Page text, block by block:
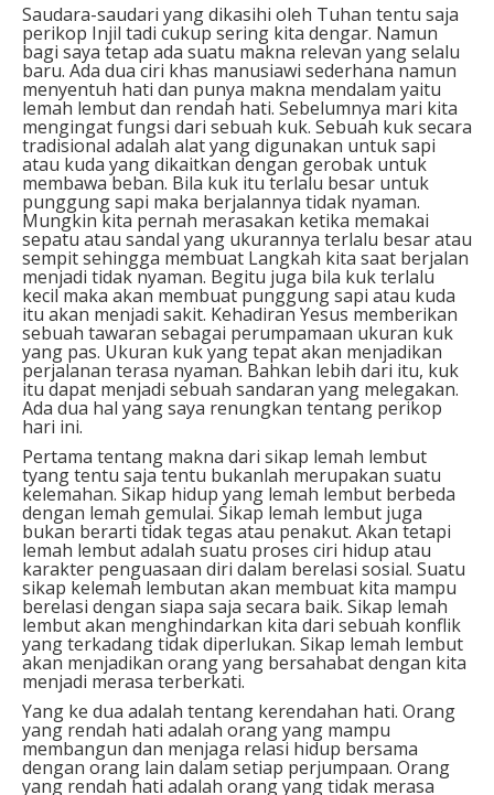
Saudara-saudari yang dikasihi oleh Tuhan tentu saja
perikop Injil tadi cukup sering kita dengar. Namun
bagi saya tetap ada suatu makna relevan yang selalu
baru. Ada dua ciri khas manusiawi sederhana namun
menyentuh hati dan punya makna mendalam yaitu
lemah lembut dan rendah hati. Sebelumnya mari kita
mengingat fungsi dari sebuah kuk. Sebuah kuk secara
tradisional adalah alat yang digunakan untuk sapi
atau kuda yang dikaitkan dengan gerobak untuk
membawa beban. Bila kuk itu terlalu besar untuk
punggung sapi maka berjalannya tidak nyaman.
Mungkin kita pernah merasakan ketika memakai
sepatu atau sandal yang ukurannya terlalu besar atau
sempit sehingga membuat Langkah kita saat berjalan
menjadi tidak nyaman. Begitu juga bila kuk terlalu
kecil maka akan membuat punggung sapi atau kuda
itu akan menjadi sakit. Kehadiran Yesus memberikan
sebuah tawaran sebagai perumpamaan ukuran kuk
yang pas. Ukuran kuk yang tepat akan menjadikan
perjalanan terasa nyaman. Bahkan lebih dari itu, kuk
itu dapat menjadi sebuah sandaran yang melegakan.
Ada dua hal yang saya renungkan tentang perikop
hari ini.
Pertama tentang makna dari sikap lemah lembut
tyang tentu saja tentu bukanlah merupakan suatu
kelemahan. Sikap hidup yang lemah lembut berbeda
dengan lemah gemulai. Sikap lemah lembut juga
bukan berarti tidak tegas atau penakut. Akan tetapi
lemah lembut adalah suatu proses ciri hidup atau
karakter penguasaan diri dalam berelasi sosial. Suatu
sikap kelemah lembutan akan membuat kita mampu
berelasi dengan siapa saja secara baik. Sikap lemah
lembut akan menghindarkan kita dari sebuah konflik
yang terkadang tidak diperlukan. Sikap lemah lembut
akan menjadikan orang yang bersahabat dengan kita
menjadi merasa terberkati.
Yang ke dua adalah tentang kerendahan hati. Orang
yang rendah hati adalah orang yang mampu
membangun dan menjaga relasi hidup bersama
dengan orang lain dalam setiap perjumpaan. Orang
yang rendah hati adalah orang yang tidak merasa